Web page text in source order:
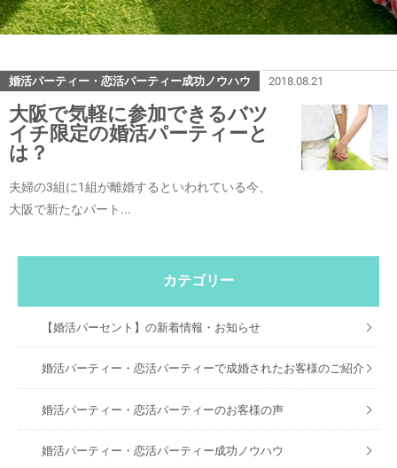
婚活パーティー・恋活パーティー成功ノウハウ 2018.08.21
大阪で気軽に参加できるバツ
イチ限定の婚活パーティーと
は？
夫婦の3組に1組が離婚するといわれている今、
大阪で新たなパート...
カテゴリー
【婚活パーセント】の新着情報・お知らせ
婚活パーティー・恋活パーティーで成婚されたお客様のご紹介
婚活パーティー・恋活パーティーのお客様の声
婚活パーティー・恋活パーティー成功ノウハウ